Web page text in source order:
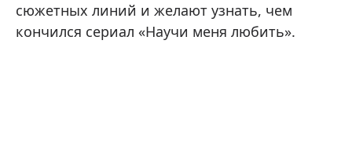
сюжетных линий и желают узнать, чем
кончился сериал «Научи меня любить».